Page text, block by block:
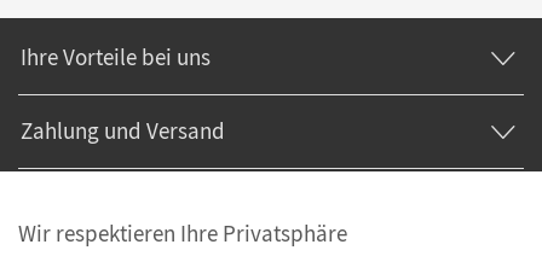
Ihre Vorteile bei uns
Zahlung und Versand
Wir respektieren Ihre Privatsphäre